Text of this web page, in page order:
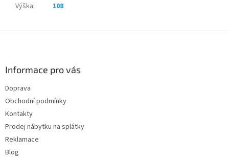
Výška: 108
Informace pro vás
Doprava
Obchodní podmínky
Kontakty
Prodej nábytku na splátky
Reklamace
Blog